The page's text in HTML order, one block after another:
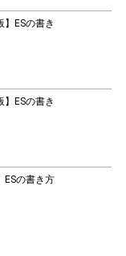
】ESの書き
】ESの書き
ESの書き方